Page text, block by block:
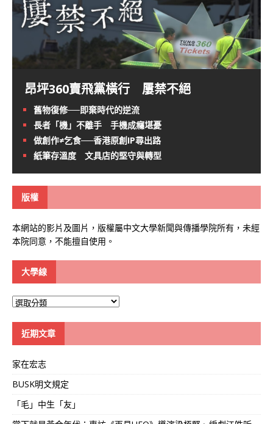
昂坪360賣飛黨橫行 屢禁不絕
舊物復修──即棄時代的逆流
長者「機」不離手 手機成癮堪憂
做創作≠乞食──香港原創IP尋出路
紙筆存溫度 文具店的堅守與轉型
版權
本網站的影片及圖片，版權屬中文大學新聞與傳播學院所有，未經
本院同意，不能擅自使用。
大學線
大
近期文章
家在宏志
BUSK明文規定
「毛」中生「友」